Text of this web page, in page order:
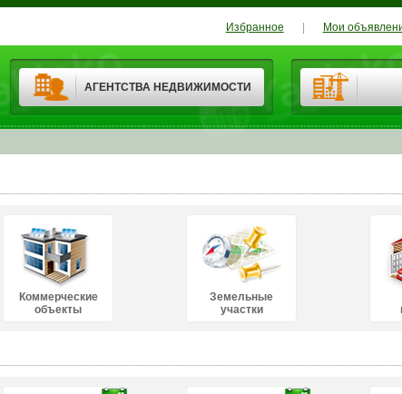
АГЕНТСТВА НЕДВИЖИМОСТИ
Избранное Мои
Коммерческие
объекты
Земельные
участки